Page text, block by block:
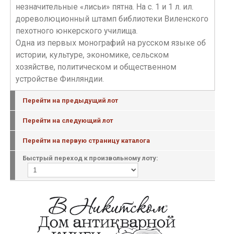
незначительные «лисьи» пятна. На с. 1 и 1 л. ил.
дореволюционный штамп библиотеки Виленского
пехотного юнкерского училища.
Одна из первых монографий на русском языке об
истории, культуре, экономике, сельском
хозяйстве, политическом и общественном
устройстве Финляндии.
Перейти на предыдущий лот
Перейти на следующий лот
Перейти на первую страницу каталога
Быстрый переход к произвольному лоту: